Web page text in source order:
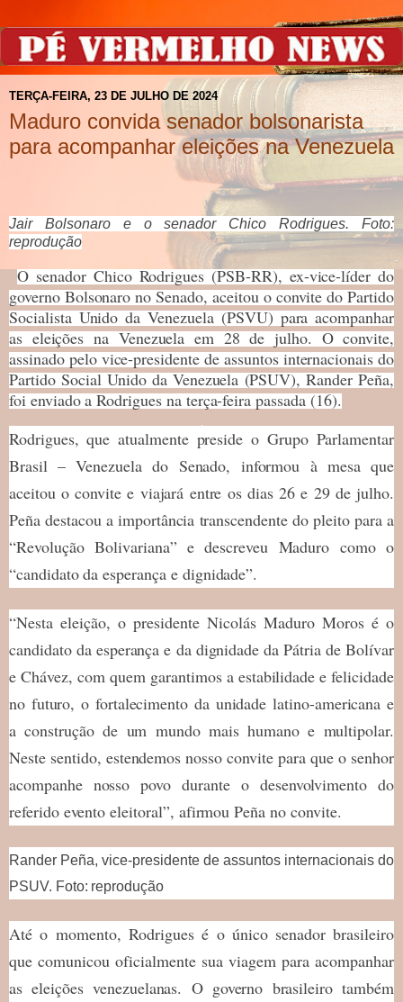
TERÇA-FEIRA, 23 DE JULHO DE 2024
Maduro convida senador bolsonarista
para acompanhar eleições na Venezuela
Jair Bolsonaro e o senador Chico Rodrigues. Foto:
reprodução
O senador Chico Rodrigues (PSB-RR), ex-vice-líder do
governo Bolsonaro no Senado, aceitou o convite do Partido
Socialista Unido da Venezuela (PSVU) para acompanhar
as eleições na Venezuela em 28 de julho. O convite,
assinado pelo vice-presidente de assuntos internacionais do
Partido Social Unido da Venezuela (PSUV), Rander Peña,
foi enviado a Rodrigues na terça-feira passada (16).
Rodrigues, que atualmente preside o Grupo Parlamentar
Brasil – Venezuela do Senado, informou à mesa que
aceitou o convite e viajará entre os dias 26 e 29 de julho.
Peña destacou a importância transcendente do pleito para a
“Revolução Bolivariana” e descreveu Maduro como o
“candidato da esperança e dignidade”.
“Nesta eleição, o presidente Nicolás Maduro Moros é o
candidato da esperança e da dignidade da Pátria de Bolívar
e Chávez, com quem garantimos a estabilidade e felicidade
no futuro, o fortalecimento da unidade latino-americana e
a construção de um mundo mais humano e multipolar.
Neste sentido, estendemos nosso convite para que o senhor
acompanhe nosso povo durante o desenvolvimento do
referido evento eleitoral”, afirmou Peña no convite.
Rander Peña, vice-presidente de assuntos internacionais do
PSUV. Foto: reprodução
Até o momento, Rodrigues é o único senador brasileiro
que comunicou oficialmente sua viagem para acompanhar
as eleições venezuelanas. O governo brasileiro também